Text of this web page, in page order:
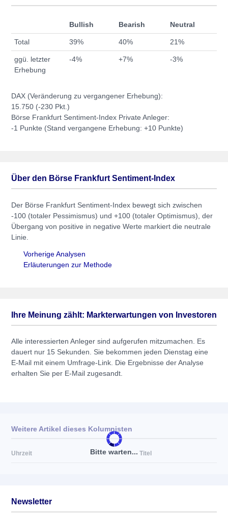
Bullish Bearish Neutral
Total 39% 40% 21%
ggü. letzter
Erhebung
-4% +7% -3%
DAX (Veränderung zu vergangener Erhebung):
15.750 (-230 Pkt.)
Börse Frankfurt Sentiment-Index Private Anleger:
-1 Punkte (Stand vergangene Erhebung: +10 Punkte)
Über den Börse Frankfurt Sentiment-Index
Der Börse Frankfurt Sentiment-Index bewegt sich zwischen
-100 (totaler Pessimismus) und +100 (totaler Optimismus), der
Übergang von positive in negative Werte markiert die neutrale
Linie.
Vorherige Analysen
Erläuterungen zur Methode
Ihre Meinung zählt: Markterwartungen von Investoren
Alle interessierten Anleger sind aufgerufen mitzumachen. Es
dauert nur 15 Sekunden. Sie bekommen jeden Dienstag eine
E-Mail mit einem Umfrage-Link. Die Ergebnisse der Analyse
erhalten Sie per E-Mail zugesandt.
Bitte warten...
Weitere Artikel dieses Kolumnisten
Uhrzeit Titel
Newsletter